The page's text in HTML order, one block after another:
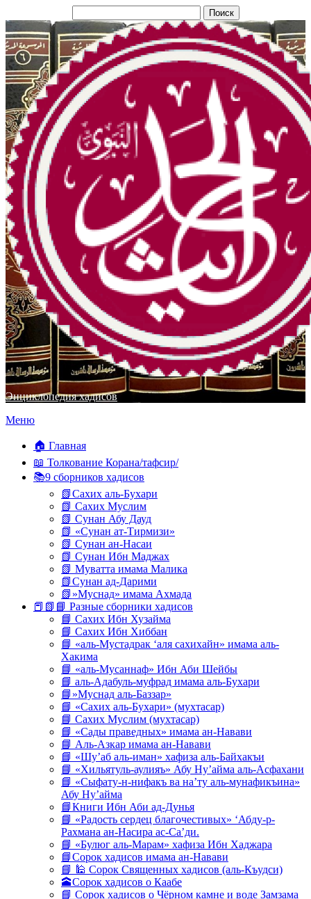
Энциклопедия хадисов
Перейти
содержимому
Меню
🏠 Главная
📖 Толкование Корана/тафсир/
📚9 сборников хадисов
📗Сахих аль-Бухари
📗 Сахих Муслим
📗 Сунан Абу Дауд
📗 «Сунан ат-Тирмизи»
📗 Сунан ан-Насаи
📗 Сунан Ибн Маджах
📗 Муватта имама Малика
📗Сунан ад-Дарими
📗»Муснад» имама Ахмада
📕📗📘 Разные сборники хадисов
📘 Сахих Ибн Хузайма
📘 Сахих Ибн Хиббан
📘 «аль-Мустадрак ‘аля сахихайн» имама аль-
Хакима
📘 «аль-Мусаннаф» Ибн Аби Шейбы
📘 аль-Адабуль-муфрад имама аль-Бухари
📘»Муснад аль-Баззар»
📘 «Сахих аль-Бухари» (мухтасар)
📘 Сахих Муслим (мухтасар)
📘 «Сады праведных» имама ан-Навави
📘 Аль-Азкар имама ан-Навави
📘 «Шу’аб аль-иман» хафиза аль-Байхакъи
📘 «Хильятуль-аулияъ» Абу Ну’айма аль-Асфахани
📘 «Сыфату-н-нифакъ ва на’ту аль-мунафикъина»
Абу Ну’айма
📘Книги Ибн Аби ад-Дунья
📘 «Радость сердец благочестивых» ‘Абду-р-
Рахмана ан-Насира ас-Са’ди.
📘 «Булюг аль-Марам» хафиза Ибн Хаджара
📘Сорок хадисов имама ан-Навави
📘 🕌 Сорок Священных хадисов (аль-Къудси)
🕋Сорок хадисов о Каабе
📘 Сорок хадисов о Чёрном камне и воде Замзама